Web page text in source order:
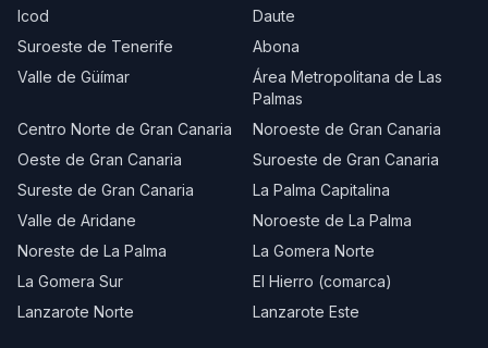
Icod
Daute
Suroeste de Tenerife
Abona
Valle de Güímar
Área Metropolitana de Las
Palmas
Centro Norte de Gran Canaria
Noroeste de Gran Canaria
Oeste de Gran Canaria
Suroeste de Gran Canaria
Sureste de Gran Canaria
La Palma Capitalina
Valle de Aridane
Noroeste de La Palma
Noreste de La Palma
La Gomera Norte
La Gomera Sur
El Hierro (comarca)
Lanzarote Norte
Lanzarote Este